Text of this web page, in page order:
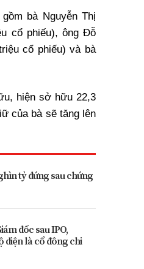
bà Nguyễn Thị
cổ phiếu), ông Đỗ
cổ phiếu) và bà
hiện sở hữu 22,3
của bà sẽ tăng lên
tỷ đứng sau chứng
đốc sau IPO,
diện là cổ đông chi